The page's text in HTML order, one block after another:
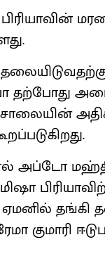
தற்போது
அப்டோ
ஏமனில் தங்கி
குமாரி